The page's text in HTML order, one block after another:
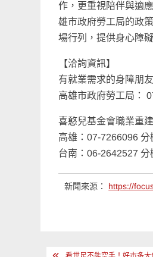
作，更重視陪伴與適
雄市政府勞工局的政
場行列，提供身心障
【洽詢資訊】
有就業需求的身障朋
高雄市政府勞工局：
喜憨兒基金會職業重建
高雄：07-7266096 分
台南：06-2642527 分
新聞來源： https://